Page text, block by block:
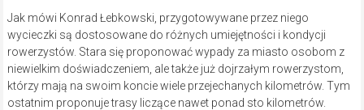
Jak mówi Konrad Łebkowski, przygotowywane przez niego
wycieczki są dostosowane do różnych umiejętności i kondycji
rowerzystów. Stara się proponować wypady za miasto osobom z
niewielkim doświadczeniem, ale także już dojrzałym rowerzystom,
którzy mają na swoim koncie wiele przejechanych kilometrów. Tym
ostatnim proponuje trasy liczące nawet ponad sto kilometrów.